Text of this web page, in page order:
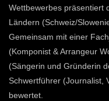
Wettbewerbes präsentiert
Ländern (Schweiz/
Gemeinsam mit einer
(Komponist & Arrangeur
(Sängerin und Gründerin
Schwertführer (Journalist,
bewertet.